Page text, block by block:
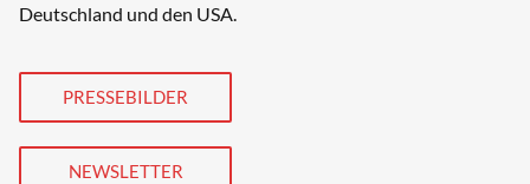
Deutschland und den USA.
PRESSEBILDER
NEWSLETTER